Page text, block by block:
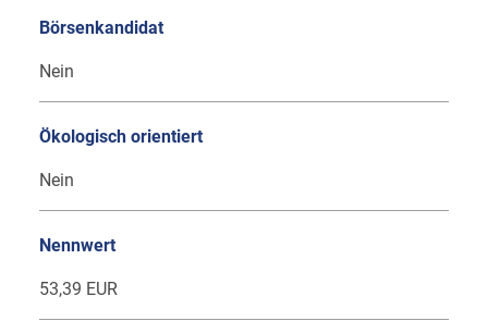
Börsenkandidat
Nein
Ökologisch orientiert
Nein
Nennwert
53,39 EUR